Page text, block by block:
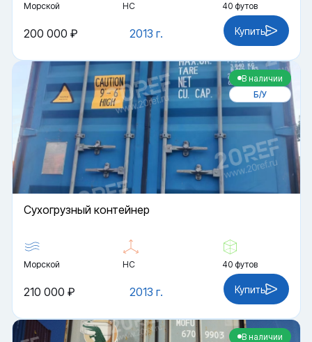
Морской HC 40 футов
2013 г.
200 000 ₽ Купить
В наличии
Б/У
Cухогрузный контейнер
Морской HC 40 футов
2013 г.
210 000 ₽ Купить
В наличии